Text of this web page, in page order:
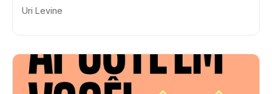
Uri Levine